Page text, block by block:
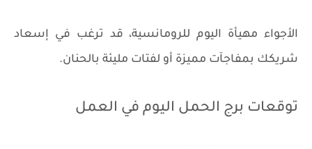
الأجواء مهيأة اليوم للرومانسية، قد ترغب في إسعاد
شريكك بمفاجآت مميزة أو لفتات مليئة بالحنان.
توقعات برج الحمل اليوم في العمل